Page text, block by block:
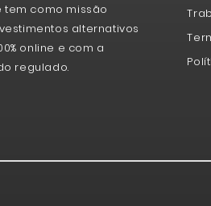
tem como missão
alternativos
online e com a
regulado.